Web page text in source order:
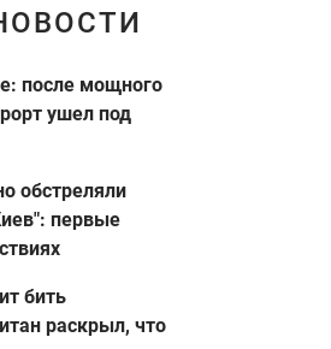
после мощного
ушел под
обстреляли
первые
бить
раскрыл, что